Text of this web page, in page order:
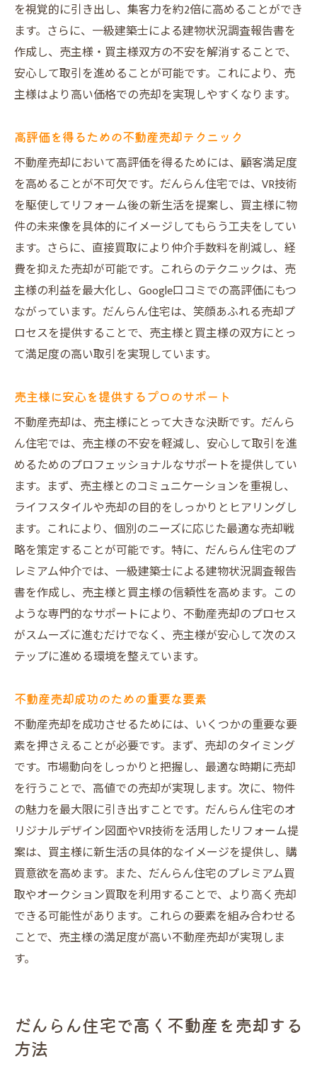
を視覚的に引き出し、集客力を約2倍に高めることができ
ます。さらに、一級建築士による建物状況調査報告書を
作成し、売主様・買主様双方の不安を解消することで、
安心して取引を進めることが可能です。これにより、売
主様はより高い価格での売却を実現しやすくなります。
高評価を得るための不動産売却テクニック
不動産売却において高評価を得るためには、顧客満足度
を高めることが不可欠です。だんらん住宅では、VR技術
を駆使してリフォーム後の新生活を提案し、買主様に物
件の未来像を具体的にイメージしてもらう工夫をしてい
ます。さらに、直接買取により仲介手数料を削減し、経
費を抑えた売却が可能です。これらのテクニックは、売
主様の利益を最大化し、Google口コミでの高評価にもつ
ながっています。だんらん住宅は、笑顔あふれる売却プ
ロセスを提供することで、売主様と買主様の双方にとっ
て満足度の高い取引を実現しています。
売主様に安心を提供するプロのサポート
不動産売却は、売主様にとって大きな決断です。だんら
ん住宅では、売主様の不安を軽減し、安心して取引を進
めるためのプロフェッショナルなサポートを提供してい
ます。まず、売主様とのコミュニケーションを重視し、
ライフスタイルや売却の目的をしっかりとヒアリングし
ます。これにより、個別のニーズに応じた最適な売却戦
略を策定することが可能です。特に、だんらん住宅のプ
レミアム仲介では、一級建築士による建物状況調査報告
書を作成し、売主様と買主様の信頼性を高めます。この
ような専門的なサポートにより、不動産売却のプロセス
がスムーズに進むだけでなく、売主様が安心して次のス
テップに進める環境を整えています。
不動産売却成功のための重要な要素
不動産売却を成功させるためには、いくつかの重要な要
素を押さえることが必要です。まず、売却のタイミング
です。市場動向をしっかりと把握し、最適な時期に売却
を行うことで、高値での売却が実現します。次に、物件
の魅力を最大限に引き出すことです。だんらん住宅のオ
リジナルデザイン図面やVR技術を活用したリフォーム提
案は、買主様に新生活の具体的なイメージを提供し、購
買意欲を高めます。また、だんらん住宅のプレミアム買
取やオークション買取を利用することで、より高く売却
できる可能性があります。これらの要素を組み合わせる
ことで、売主様の満足度が高い不動産売却が実現しま
す。
だんらん住宅で高く不動産を売却する
方法